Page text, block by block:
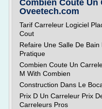
Combien Coute Un
Oveetech.com
Tarif Carreleur Logiciel
Cout
Refaire Une Salle De
Pratique
Combien Coute Un
M With Combien
Construction Dans Le
Prix D Un Carreleur Prix
Carreleurs Pros